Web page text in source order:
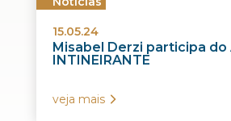
15.05.24
Misabel Derzi participa do
INTINEIRANTE
veja mais